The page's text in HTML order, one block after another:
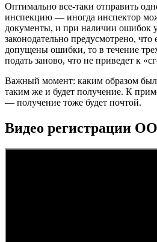
Оптимально все-таки отправить
инспекцию — иногда инспектор
документы, и при наличии ошибок
законодательно предусмотрено,
допущены ошибки, то в течение
подать заново, что не приведет к
Важный момент: каким образом
таким же и будет получение. К
— получение тоже будет почтой.
Видео регистрации